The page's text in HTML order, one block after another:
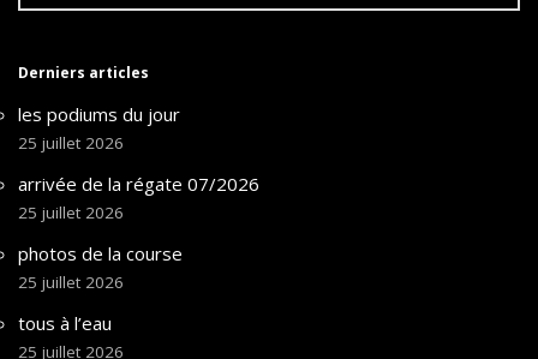
Derniers articles
les podiums du jour
25 juillet 2026
arrivée de la régate 07/2026
25 juillet 2026
photos de la course
25 juillet 2026
tous à l’eau
25 juillet 2026